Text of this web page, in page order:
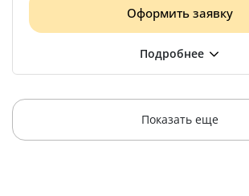
Оформить заявку
Показать еще